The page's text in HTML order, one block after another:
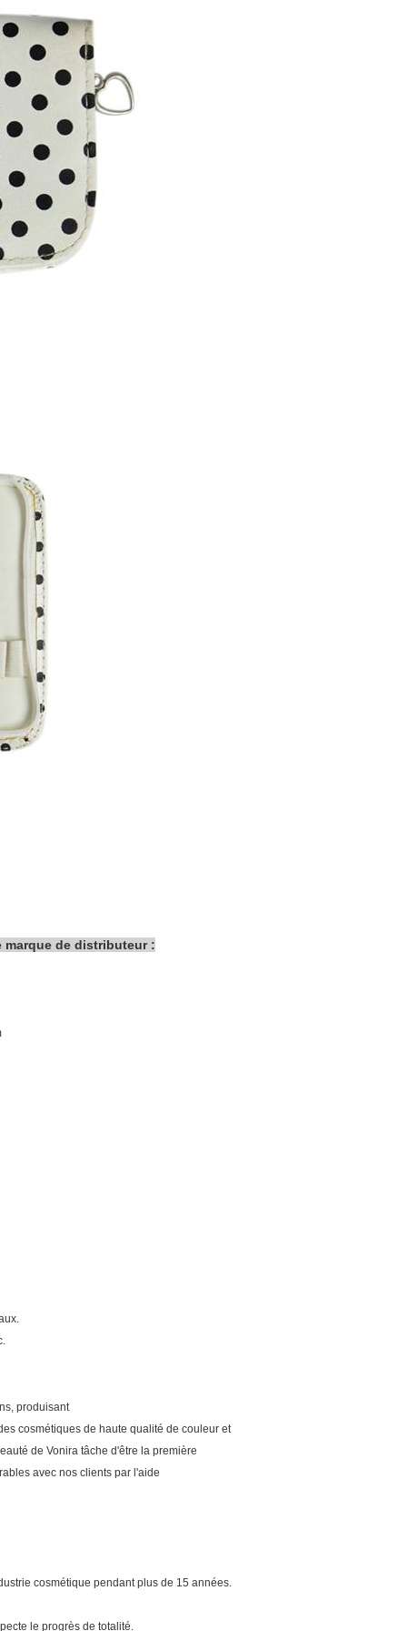
marque de distributeur :
produisant
cosmétiques de haute qualité de couleur et
de Vonira tâche d'être la première
avec nos clients par l'aide
cosmétique pendant plus de 15 années.
le progrès de totalité.